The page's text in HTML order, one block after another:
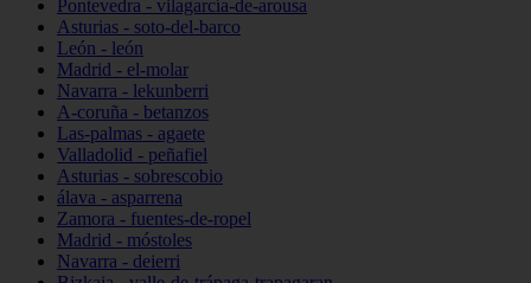
Pontevedra - vilagarcía-de-arousa
Asturias - soto-del-barco
León - león
Madrid - el-molar
Navarra - lekunberri
A-coruña - betanzos
Las-palmas - agaete
Valladolid - peñafiel
Asturias - sobrescobio
álava - asparrena
Zamora - fuentes-de-ropel
Madrid - móstoles
Navarra - deierri